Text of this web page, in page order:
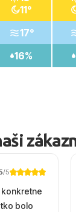
11°
17°
16%
/5
konkretne
bolo